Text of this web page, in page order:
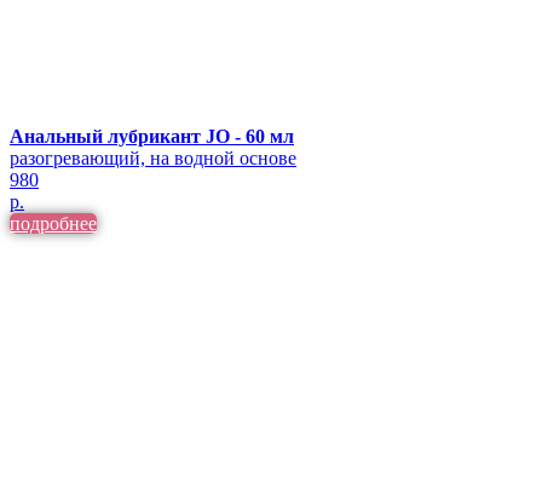
Анальный лубрикант JO - 60 мл
разогревающий, на водной основе
980
р.
подробнее